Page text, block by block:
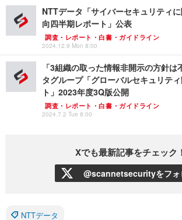
NTTデータ「サイバーセキュリティ
向四半期レポート」公表
調査・レポート・白書・ガイドライン
2024.12.9 Mon 8:00
「3組織の取った情報非開示の方針
タグループ「グローバルセキュリテ
ト」2023年度3Q版公開
調査・レポート・白書・ガイドライン
2024.7.2 Tue 8:00
Xでも最新記事をチェック！
@scannetsecurityをフォ
NTTデータ